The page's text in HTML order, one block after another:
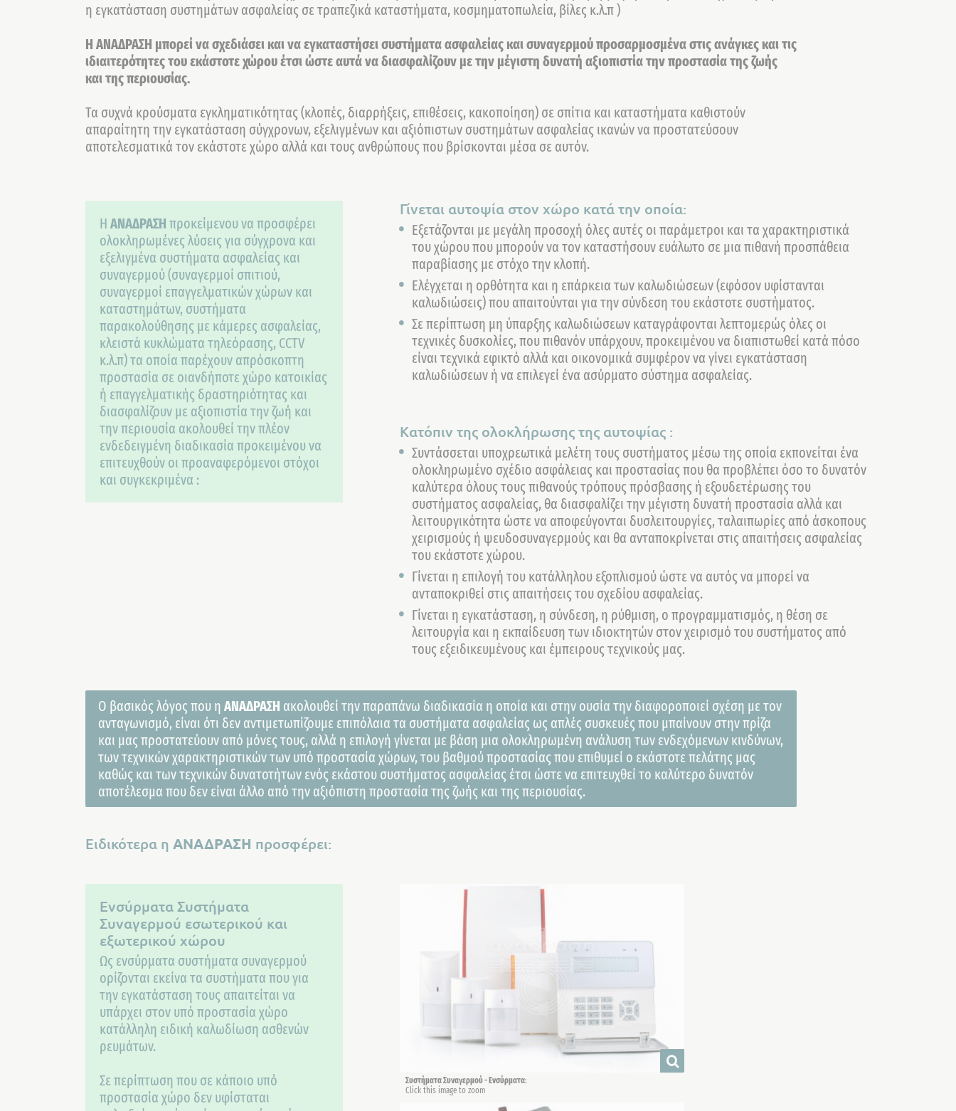
η εγκατάσταση συστημάτων ασφαλείας σε τραπεζικά καταστήματα, κοσμηματοπωλεία, βίλες κ.λ.π )
Η ΑΝΑΔΡΑΣΗ μπορεί να σχεδιάσει και να εγκαταστήσει συστήματα ασφαλείας και συναγερμού προσαρμοσμένα στις ανάγκες και τις
ιδιαιτερότητες του εκάστοτε χώρου έτσι ώστε αυτά να διασφαλίζουν με την μέγιστη δυνατή αξιοπιστία την προστασία της ζωής
και της περιουσίας.
Τα συχνά κρούσματα εγκληματικότητας (κλοπές, διαρρήξεις, επιθέσεις, κακοποίηση) σε σπίτια και καταστήματα καθιστούν
απαραίτητη την εγκατάσταση σύγχρονων, εξελιγμένων και αξιόπιστων συστημάτων ασφαλείας ικανών να προστατεύσουν
αποτελεσματικά τον εκάστοτε χώρο αλλά και τους ανθρώπους που βρίσκονται μέσα σε αυτόν.
H ΑΝΑΔΡΑΣΗ προκείμενου να προσφέρει
ολοκληρωμένες λύσεις για σύγχρονα και
εξελιγμένα συστήματα ασφαλείας και
συναγερμού (συναγερμοί σπιτιού,
συναγερμοί επαγγελματικών χώρων και
καταστημάτων, συστήματα
παρακολούθησης με κάμερες ασφαλείας,
κλειστά κυκλώματα τηλεόρασης, CCTV
κ.λ.π) τα οποία παρέχουν απρόσκοπτη
προστασία σε οιανδήποτε χώρο κατοικίας
ή επαγγελματικής δραστηριότητας και
διασφαλίζουν με αξιοπιστία την ζωή και
την περιουσία ακολουθεί την πλέον
ενδεδειγμένη διαδικασία προκειμένου να
επιτευχθούν οι προαναφερόμενοι στόχοι
και συγκεκριμένα :
Γίνεται αυτοψία στον χώρο κατά την οποία:
Εξετάζονται με μεγάλη προσοχή όλες αυτές οι παράμετροι και τα χαρακτηριστικά
του χώρου που μπορούν να τον καταστήσουν ευάλωτο σε μια πιθανή προσπάθεια
παραβίασης με στόχο την κλοπή.
Ελέγχεται η ορθότητα και η επάρκεια των καλωδιώσεων (εφόσον υφίστανται
καλωδιώσεις) που απαιτούνται για την σύνδεση του εκάστοτε συστήματος.
Σε περίπτωση μη ύπαρξης καλωδιώσεων καταγράφονται λεπτομερώς όλες οι
τεχνικές δυσκολίες, που πιθανόν υπάρχουν, προκειμένου να διαπιστωθεί κατά πόσο
είναι τεχνικά εφικτό αλλά και οικονομικά συμφέρον να γίνει εγκατάσταση
καλωδιώσεων ή να επιλεγεί ένα ασύρματο σύστημα ασφαλείας.
Κατόπιν της ολοκλήρωσης της αυτοψίας :
Συντάσσεται υποχρεωτικά μελέτη τους συστήματος μέσω της οποία εκπονείται ένα
ολοκληρωμένο σχέδιο ασφάλειας και προστασίας που θα προβλέπει όσο το δυνατόν
καλύτερα όλους τους πιθανούς τρόπους πρόσβασης ή εξουδετέρωσης του
συστήματος ασφαλείας, θα διασφαλίζει την μέγιστη δυνατή προστασία αλλά και
λειτουργικότητα ώστε να αποφεύγονται δυσλειτουργίες, ταλαιπωρίες από άσκοπους
χειρισμούς ή ψευδοσυναγερμούς και θα ανταποκρίνεται στις απαιτήσεις ασφαλείας
του εκάστοτε χώρου.
Γίνεται η επιλογή του κατάλληλου εξοπλισμού ώστε να αυτός να μπορεί να
ανταποκριθεί στις απαιτήσεις του σχεδίου ασφαλείας.
Γίνεται η εγκατάσταση, η σύνδεση, η ρύθμιση, ο προγραμματισμός, η θέση σε
λειτουργία και η εκπαίδευση των ιδιοκτητών στον χειρισμό του συστήματος από
τους εξειδικευμένους και έμπειρους τεχνικούς μας.
Ο βασικός λόγος που η ΑΝΑΔΡΑΣΗ ακολουθεί την παραπάνω διαδικασία η οποία και στην ουσία την διαφοροποιεί σχέση με τον
ανταγωνισμό, είναι ότι δεν αντιμετωπίζουμε επιπόλαια τα συστήματα ασφαλείας ως απλές συσκευές που μπαίνουν στην πρίζα
και μας προστατεύουν από μόνες τους, αλλά η επιλογή γίνεται με βάση μια ολοκληρωμένη ανάλυση των ενδεχόμενων κινδύνων,
των τεχνικών χαρακτηριστικών των υπό προστασία χώρων, του βαθμού προστασίας που επιθυμεί ο εκάστοτε πελάτης μας
καθώς και των τεχνικών δυνατοτήτων ενός εκάστου συστήματος ασφαλείας έτσι ώστε να επιτευχθεί το καλύτερο δυνατόν
αποτέλεσμα που δεν είναι άλλο από την αξιόπιστη προστασία της ζωής και της περιουσίας.
Ειδικότερα η ΑΝΑΔΡΑΣΗ προσφέρει:
Ενσύρματα Συστήματα
Συναγερμού εσωτερικού και
εξωτερικού χώρου
Ως ενσύρματα συστήματα συναγερμού
ορίζονται εκείνα τα συστήματα που για
την εγκατάσταση τους απαιτείται να
υπάρχει στον υπό προστασία χώρο
κατάλληλη ειδική καλωδίωση ασθενών
ρευμάτων.
Σε περίπτωση που σε κάποιο υπό
προστασία χώρο δεν υφίσταται
Συστήματα Συναγερμού - Ενσύρματα:
Click this image to zoom